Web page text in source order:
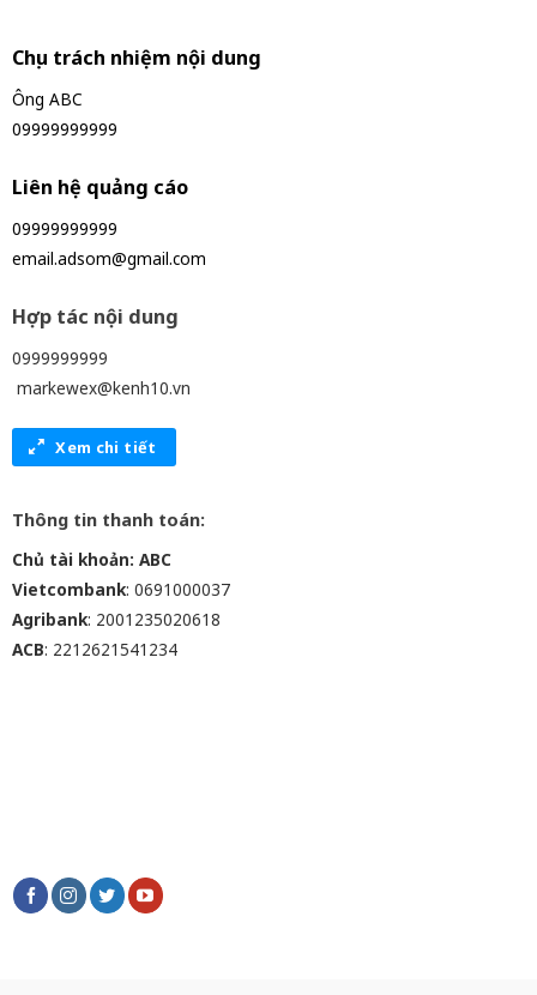
Chịu trách nhiệm nội dung
Ông ABC
09999999999
Liên hệ quảng cáo
09999999999
email.adsom@gmail.com
Hợp tác nội dung
0999999999
markewex@kenh10.vn
Xem chi tiết
Thông tin thanh toán:
Chủ tài khoản: ABC
Vietcombank: 0691000037
Agribank: 2001235020618
ACB: 2212621541234